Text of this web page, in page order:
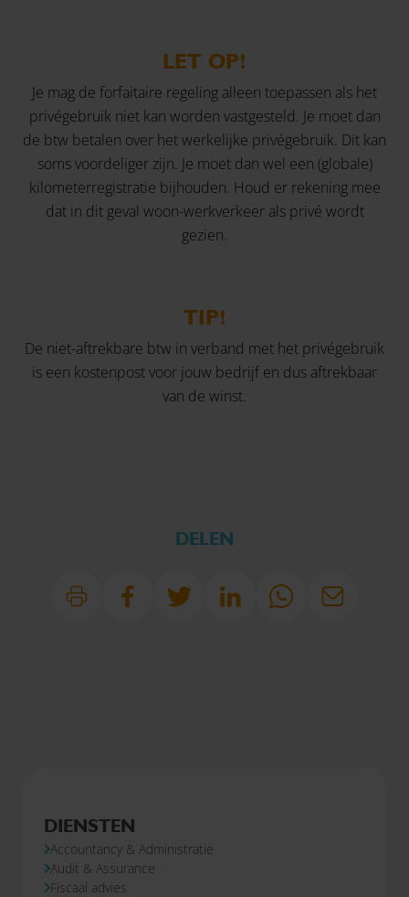
LET OP!
Je mag de forfaitaire regeling alleen toepassen als het
privégebruik niet kan worden vastgesteld. Je moet dan
de btw betalen over het werkelijke privégebruik. Dit kan
soms voordeliger zijn. Je moet dan wel een (globale)
kilometerregistratie bijhouden. Houd er rekening mee
dat in dit geval woon-werkverkeer als privé wordt
gezien.
TIP!
De niet-aftrekbare btw in verband met het privégebruik
is een kostenpost voor jouw bedrijf en dus aftrekbaar
van de winst.
DELEN
DIENSTEN
Accountancy & Administratie
Audit & Assurance
Fiscaal advies